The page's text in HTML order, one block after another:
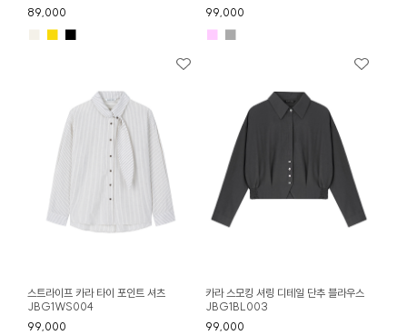
89,000
■ ■
99,000
■ ■
스트라이프 카라 타이 포인트 셔츠
JBG1WS004
99,000
카라 스모킹 셔링 디테일 단추 블라우스
JBG1BL003
99,000